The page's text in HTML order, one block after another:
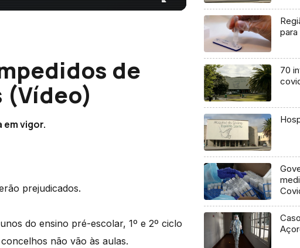
de
(Vídeo)
vigor.
prejudicados.
do ensino pré-escolar, 1º e 2º ciclo
não vão às aulas.
70